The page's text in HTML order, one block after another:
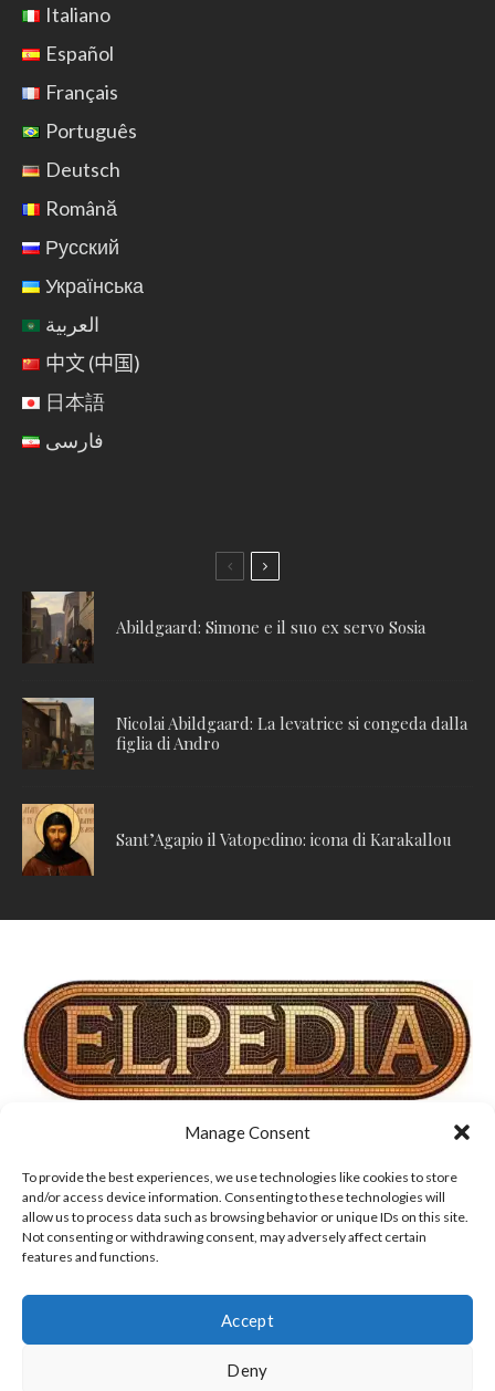
Manage Consent
To provide the best experiences, we use technologies like cookies to store
and/or access device information. Consenting to these technologies will
allow us to process data such as browsing behavior or unique IDs on this site.
Not consenting or withdrawing consent, may adversely affect certain
features and functions.
Accept
Deny
Italiano
Español
Français
Português
Deutsch
Română
Русский
Українська
العربية
中文 (中国)
日本語
فارسی
Abildgaard: Simone e il suo ex servo Sosia
Nicolai Abildgaard: La levatrice si congeda dalla
figlia di Andro
Sant’Agapio il Vatopedino: icona di Karakallou
PRIVACY
DISCLAIMER CHI SIAMO CONTATTI